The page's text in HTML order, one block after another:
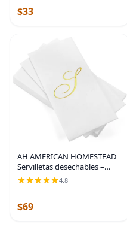
decorativa antioxidante para
$33
AH AMERICAN HOMESTEAD
Servilletas desechables –
Servilletas doradas con
monograma para invitados,
tela para baño,
4.8
$69